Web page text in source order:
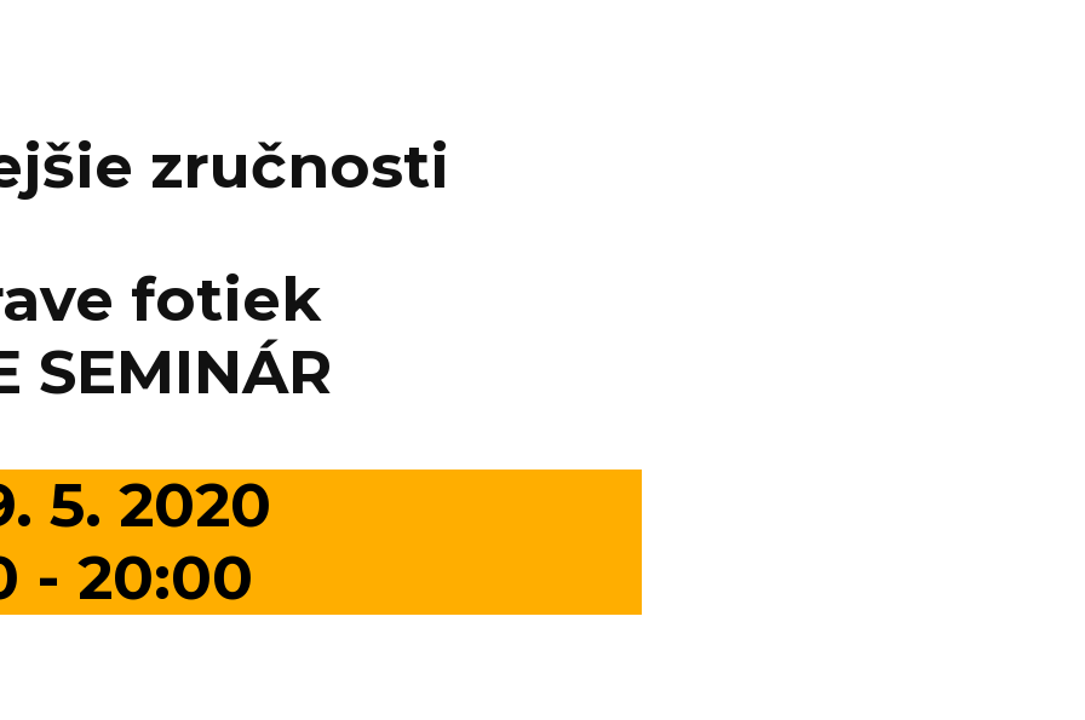
zručnosti
fotiek
SEMINÁR
5. 2020
- 20:00